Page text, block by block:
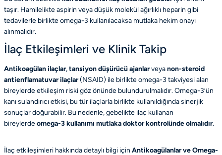
taşır. Hamilelikte aspirin veya düşük molekül ağırlıklı heparin gibi
tedavilerle birlikte omega-3 kullanılacaksa mutlaka hekim onayı
alınmalıdır.
İlaç Etkileşimleri ve Klinik Takip
Antikoagülan ilaçlar,tansiyon düşürücü ajanlarveyanon-steroid
antienflamatuvar ilaçlar(NSAID) ile birlikte omega-3 takviyesi alan
bireylerde etkileşim riski göz önünde bulundurulmalıdır. Omega-3’ün
kanı sulandırıcı etkisi, bu tür ilaçlarla birlikte kullanıldığında sinerjik
sonuçlar doğurabilir. Bu nedenle, gebelikte ilaç kullanan
bireylerdeomega-3 kullanımı mutlaka doktor kontrolünde olmalıdır.
İlaç etkileşimleri hakkında detaylı bilgi için Antikoagülanlar ve Omega-